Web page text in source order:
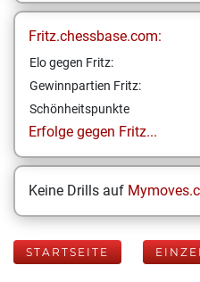
Fritz.chessbase.com:
Elo gegen Fritz:
Gewinnpartien Fritz:
Schönheitspunkte
Erfolge gegen Fritz...
Keine Drills auf
STARTSEITE